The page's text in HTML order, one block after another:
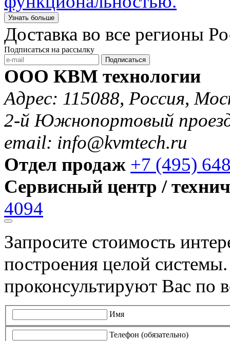
Узнать больше
Доставка во все регионы
Подписаться на рассылку
Подписаться
ООО КВМ технологии
Адрес: 115088, Россия,
2-й Южнопортовый
email: info@kvmtech.ru
Отдел продаж +7 (495)
Сервисный центр /
4094
Запросите стоимость
построения целой
проконсультируют Вас по
Имя
Телефон (обязательно)